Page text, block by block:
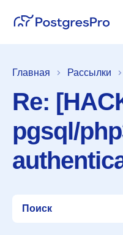
Главная Рассылки
Re:
pgsql/
Поиск